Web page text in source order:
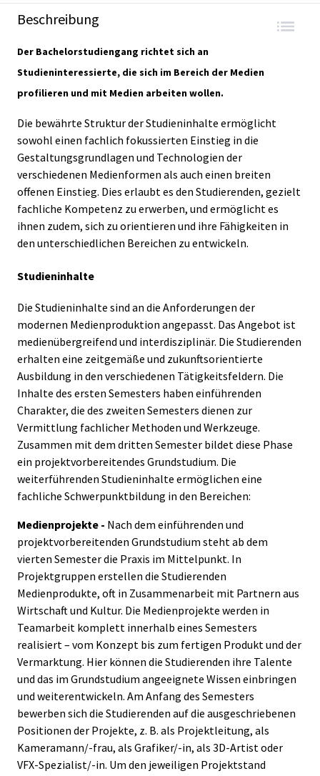
Beschreibung
Der Bachelorstudiengang richtet sich an
Studieninteressierte, die sich im Bereich der Medien
profilieren und mit Medien arbeiten wollen.
Die bewährte Struktur der Studieninhalte ermöglicht
sowohl einen fachlich fokussierten Einstieg in die
Gestaltungsgrundlagen und Technologien der
verschiedenen Medienformen als auch einen breiten
offenen Einstieg. Dies erlaubt es den Studierenden, gezielt
fachliche Kompetenz zu erwerben, und ermöglicht es
ihnen zudem, sich zu orientieren und ihre Fähigkeiten in
den unterschiedlichen Bereichen zu entwickeln.
Studieninhalte
Die Studieninhalte sind an die Anforderungen der
modernen Medienproduktion angepasst. Das Angebot ist
medienübergreifend und interdisziplinär. Die Studierenden
erhalten eine zeitgemäße und zukunftsorientierte
Ausbildung in den verschiedenen Tätigkeitsfeldern. Die
Inhalte des ersten Semesters haben einführenden
Charakter, die des zweiten Semesters dienen zur
Vermittlung fachlicher Methoden und Werkzeuge.
Zusammen mit dem dritten Semester bildet diese Phase
ein projektvorbereitendes Grundstudium. Die
weiterführenden Studieninhalte ermöglichen eine
fachliche Schwerpunktbildung in den Bereichen:
Medienprojekte - Nach dem einführenden und
projektvorbereitenden Grundstudium steht ab dem
vierten Semester die Praxis im Mittelpunkt. In
Projektgruppen erstellen die Studierenden
Medienprodukte, oft in Zusammenarbeit mit Partnern aus
Wirtschaft und Kultur. Die Medienprojekte werden in
Teamarbeit komplett innerhalb eines Semesters
realisiert – vom Konzept bis zum fertigen Produkt und der
Vermarktung. Hier können die Studierenden ihre Talente
und das im Grundstudium angeeignete Wissen einbringen
und weiterentwickeln. Am Anfang des Semesters
bewerben sich die Studierenden auf die ausgeschriebenen
Positionen der Projekte, z. B. als Projektleitung, als
Kameramann/-frau, als Grafiker/-in, als 3D-Artist oder
VFX-Spezialist/-in. Um den jeweiligen Projektstand